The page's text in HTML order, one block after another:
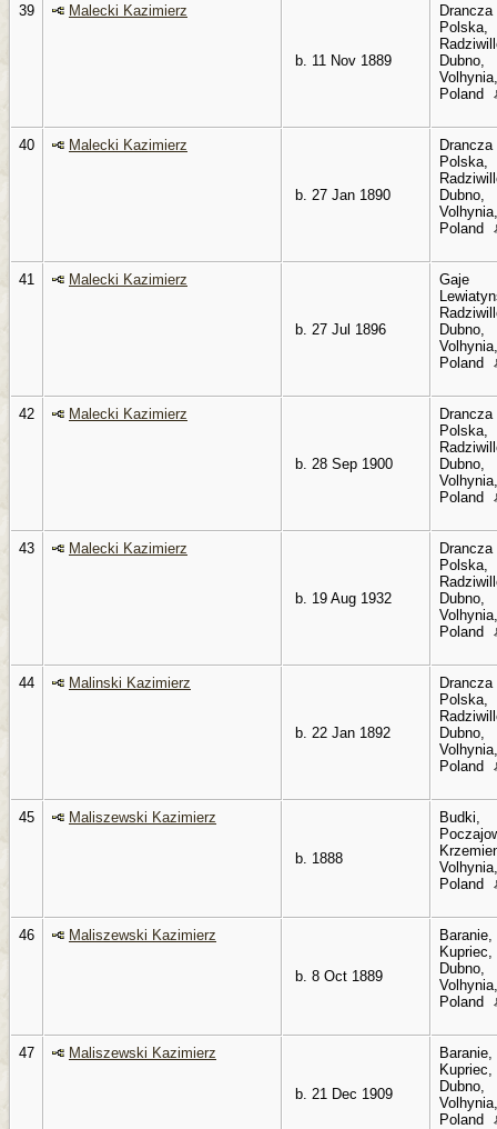
39 Malecki Kazimierz
b. 11 Nov 1889
Drancza
Polska,
Dubno,
Volhynia,
Poland
40 Malecki Kazimierz
b. 27 Jan 1890
Drancza
Polska,
Dubno,
Volhynia,
Poland
41 Malecki Kazimierz
b. 27 Jul 1896
Gaje
Dubno,
Volhynia,
Poland
42 Malecki Kazimierz
b. 28 Sep 1900
Drancza
Polska,
Dubno,
Volhynia,
Poland
43 Malecki Kazimierz
b. 19 Aug 1932
Drancza
Polska,
Dubno,
Volhynia,
Poland
44 Malinski Kazimierz
b. 22 Jan 1892
Drancza
Polska,
Dubno,
Volhynia,
Poland
45 Maliszewski Kazimierz
b. 1888
Budki,
Volhynia,
Poland
46 Maliszewski Kazimierz
b. 8 Oct 1889
Baranie,
Kupriec,
Dubno,
Volhynia,
Poland
47 Maliszewski Kazimierz
b. 21 Dec 1909
Baranie,
Kupriec,
Dubno,
Volhynia,
Poland